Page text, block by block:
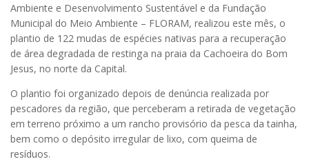
Ambiente e Desenvolvimento Sustentável e da Fundação
Municipal do Meio Ambiente – FLORAM, realizou este mês, o
plantio de 122 mudas de espécies nativas para a recuperação
de área degradada de restinga na praia da Cachoeira do Bom
Jesus, no norte da Capital.
O plantio foi organizado depois de denúncia realizada por
pescadores da região, que perceberam a retirada de vegetação
em terreno próximo a um rancho provisório da pesca da tainha,
bem como o depósito irregular de lixo, com queima de
resíduos.